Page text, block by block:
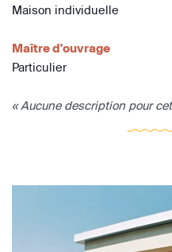
Maison individuelle
Maître d'ouvrage
Particulier
« Aucune description pour